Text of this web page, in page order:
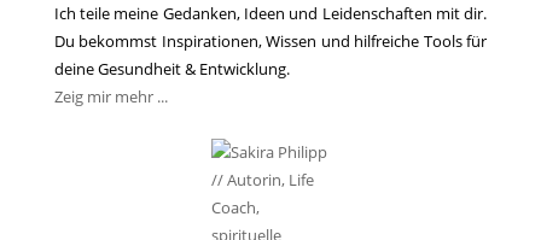
Ich teile meine Gedanken, Ideen und Leidenschaften mit dir.
Du bekommst Inspirationen, Wissen und hilfreiche Tools für
deine Gesundheit & Entwicklung.
Zeig mir mehr ...